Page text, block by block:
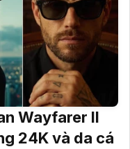
Wayfarer II
24K và da cá